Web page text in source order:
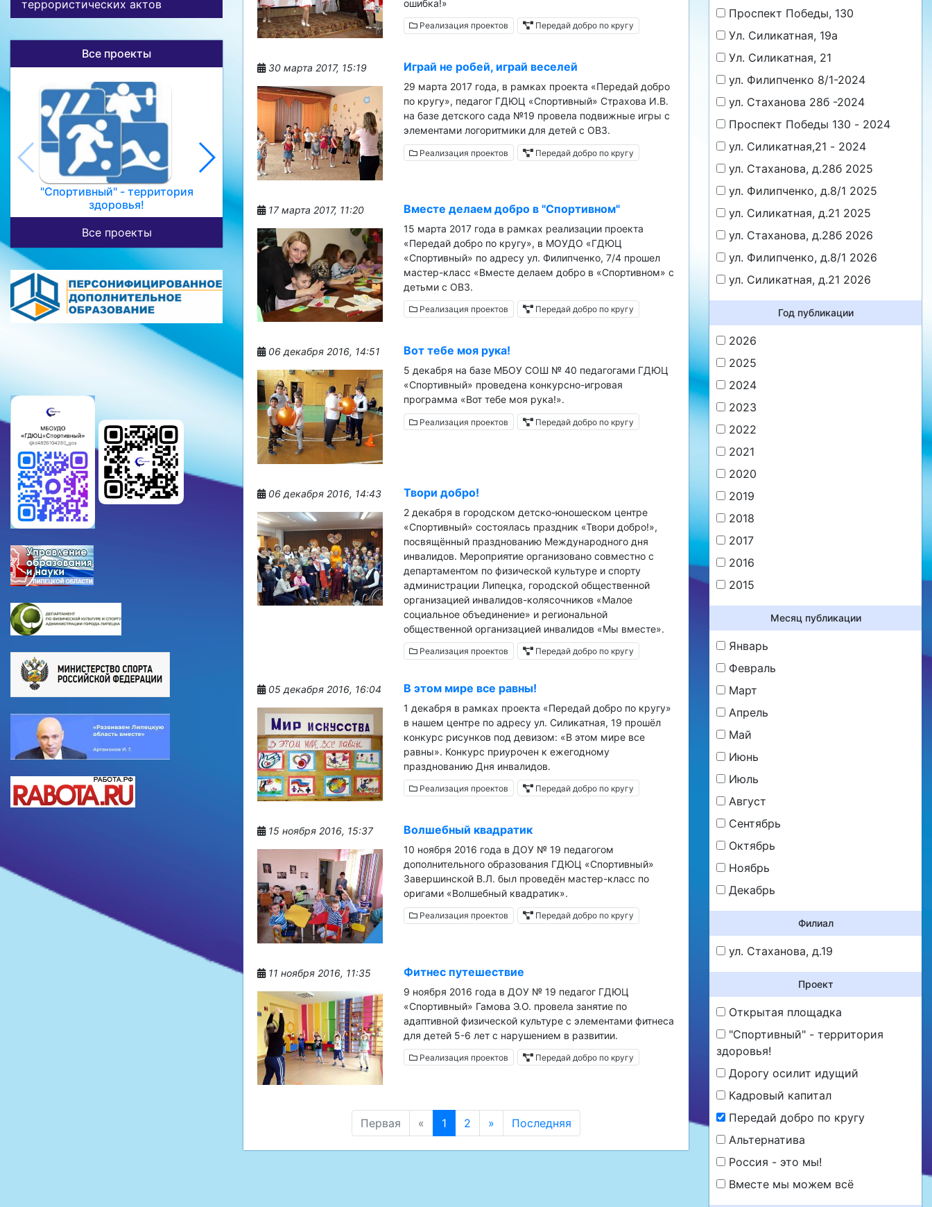
террористических актов
Все проекты
"Спортивный" - территория
здоровья!
Дорогу осилит идущий
Все проекты
ошибка!»
Реализация проектов Передай добро по кругу
30 марта 2017, 15:19 Играй не робей, играй веселей
29 марта 2017 года, в рамках проекта «Передай добро
по кругу», педагог ГДЮЦ «Спортивный» Страхова И.В.
на базе детского сада №19 провела подвижные игры с
элементами логоритмики для детей с ОВЗ.
Реализация проектов Передай добро по кругу
17 марта 2017, 11:20 Вместе делаем добро в "Спортивном"
15 марта 2017 года в рамках реализации проекта
«Передай добро по кругу», в МОУДО «ГДЮЦ
«Спортивный» по адресу ул. Филипченко, 7/4 прошел
мастер-класс «Вместе делаем добро в «Спортивном» с
детьми с ОВЗ.
Реализация проектов Передай добро по кругу
06 декабря 2016, 14:51 Вот тебе моя рука!
5 декабря на базе МБОУ СОШ № 40 педагогами ГДЮЦ
«Спортивный» проведена конкурсно-игровая
программа «Вот тебе моя рука!».
Реализация проектов Передай добро по кругу
06 декабря 2016, 14:43 Твори добро!
2 декабря в городском детско-юношеском центре
«Спортивный» состоялась праздник «Твори добро!»,
посвящённый празднованию Международного дня
инвалидов. Мероприятие организовано совместно с
департаментом по физической культуре и спорту
администрации Липецка, городской общественной
организацией инвалидов-колясочников «Малое
социальное объединение» и региональной
общественной организацией инвалидов «Мы вместе».
Реализация проектов Передай добро по кругу
05 декабря 2016, 16:04 В этом мире все равны!
1 декабря в рамках проекта «Передай добро по кругу»
в нашем центре по адресу ул. Силикатная, 19 прошёл
конкурс рисунков под девизом: «В этом мире все
равны». Конкурс приурочен к ежегодному
празднованию Дня инвалидов.
Реализация проектов Передай добро по кругу
15 ноября 2016, 15:37 Волшебный квадратик
10 ноября 2016 года в ДОУ № 19 педагогом
дополнительного образования ГДЮЦ «Спортивный»
Завершинской В.Л. был проведён мастер-класс по
оригами «Волшебный квадратик».
Реализация проектов Передай добро по кругу
11 ноября 2016, 11:35 Фитнес путешествие
9 ноября 2016 года в ДОУ № 19 педагог ГДЮЦ
«Спортивный» Гамова Э.О. провела занятие по
адаптивной физической культуре с элементами фитнеса
для детей 5-6 лет с нарушением в развитии.
Реализация проектов Передай добро по кругу
Первая « 1 2 » Последняя
Проспект Победы, 130
Ул. Силикатная, 19а
Ул. Силикатная, 21
ул. Филипченко 8/1-2024
ул. Стаханова 28б -2024
Проспект Победы 130 - 2024
ул. Силикатная,21 - 2024
ул. Стаханова, д.28б 2025
ул. Филипченко, д.8/1 2025
ул. Силикатная, д.21 2025
ул. Стаханова, д.28б 2026
ул. Филипченко, д.8/1 2026
ул. Силикатная, д.21 2026
Год публикации
2026
2025
2024
2023
2022
2021
2020
2019
2018
2017
2016
2015
Месяц публикации
Январь
Февраль
Март
Апрель
Май
Июнь
Июль
Август
Сентябрь
Октябрь
Ноябрь
Декабрь
Филиал
ул. Стаханова, д.19
Проект
Открытая площадка
"Спортивный" - территория
здоровья!
Дорогу осилит идущий
Кадровый капитал
Передай добро по кругу
Альтернатива
Россия - это мы!
Вместе мы можем всё